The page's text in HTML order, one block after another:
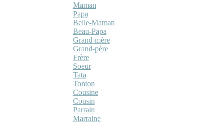
Maman
Papa
Belle-Maman
Beau-Papa
Grand-mère
Grand-père
Frère
Soeur
Tata
Tonton
Cousine
Cousin
Parrain
Marraine